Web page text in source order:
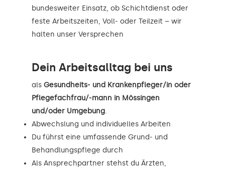
bundesweiter Einsatz, ob Schichtdienst oder
feste Arbeitszeiten, Voll- oder Teilzeit – wir
halten unser Versprechen
Dein Arbeitsalltag bei uns
als Gesundheits- und Krankenpfleger/in oder
Pflegefachfrau/-mann in Mössingen
und/oder Umgebung.
Abwechslung und individuelles Arbeiten
Du führst eine umfassende Grund- und
Behandlungspflege durch
Als Ansprechpartner stehst du Ärzten,